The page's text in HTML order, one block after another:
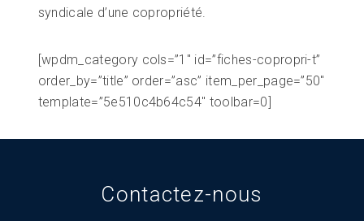
syndicale d’une copropriété.
[wpdm_category cols=”1″ id=”fiches-copropri-t”
order_by=”title” order=”asc” item_per_page=”50″
template=”5e510c4b64c54″ toolbar=0]
Contactez-nous